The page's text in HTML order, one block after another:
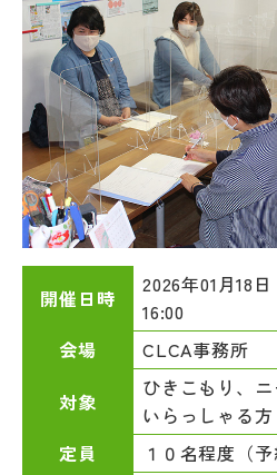
開催日時
2026年01月18
16:00
会場
CLCA事務所
対象
ひきこもり、
いらっしゃる方
定員
１０名程度（予